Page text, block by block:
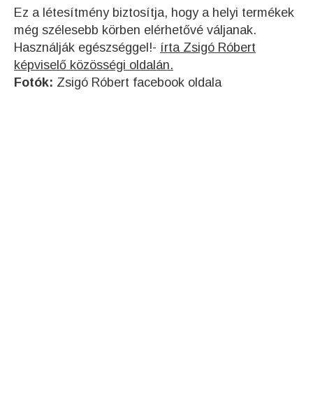
Ez a létesítmény biztosítja, hogy a helyi termékek
még szélesebb körben elérhetővé váljanak.
Használják egészséggel!- írta Zsigó Róbert
képviselő közösségi oldalán.
Fotók: Zsigó Róbert facebook oldala